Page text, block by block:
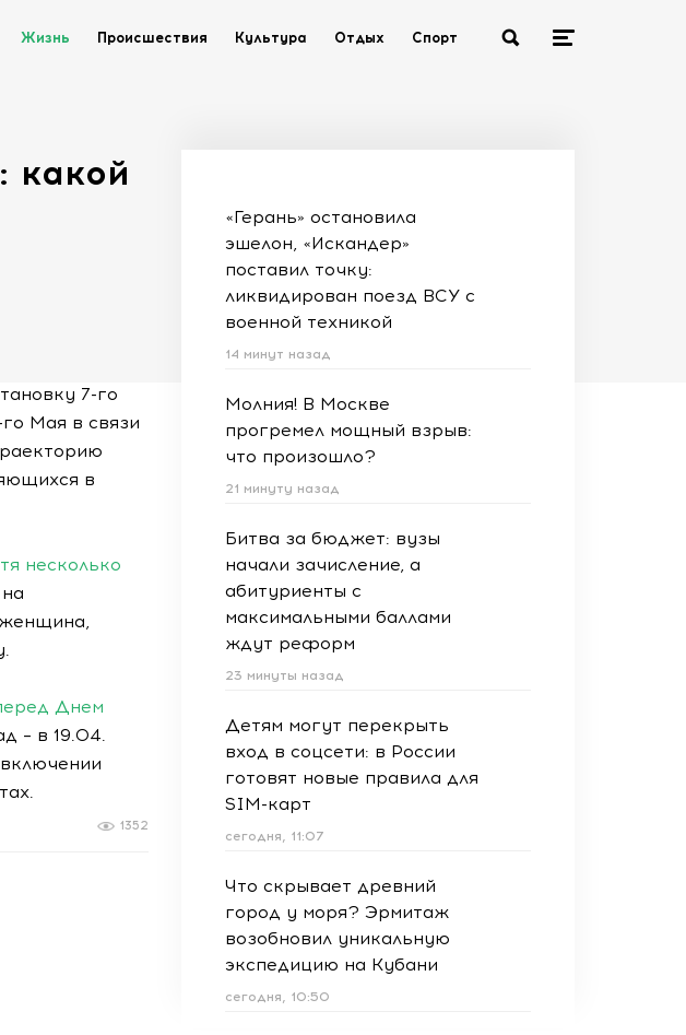
Жизнь Происшествия Культура Отдых Спорт
какой
7-го
Мая в связи
в
несколько
женщина,
Днем
– в 19.04.
1352
«Герань» остановила
эшелон, «Искандер»
поставил точку:
ликвидирован поезд ВСУ с
военной техникой
14 минут назад
Молния! В Москве
прогремел мощный взрыв:
что произошло?
21 минуту назад
Битва за бюджет: вузы
начали зачисление, а
абитуриенты с
максимальными баллами
ждут реформ
23 минуты назад
Детям могут перекрыть
вход в соцсети: в России
готовят новые правила для
SIM-карт
сегодня, 11:07
Что скрывает древний
город у моря? Эрмитаж
возобновил уникальную
экспедицию на Кубани
сегодня, 10:50